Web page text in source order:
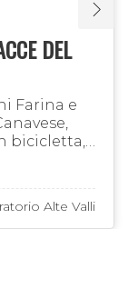
DEL
Farina e
bicicletta,
Alte Valli